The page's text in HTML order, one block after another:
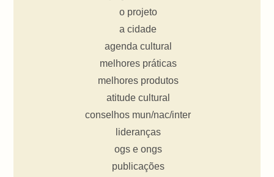
o projeto
a cidade
agenda cultural
melhores práticas
melhores produtos
atitude cultural
conselhos mun/nac/inter
lideranças
ogs e ongs
publicações